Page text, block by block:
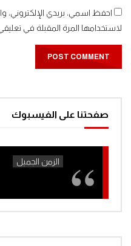
احفظ اسمي، بريدي الإلكتروني،
لاستخدامها المرة المقبلة في
صفحتنا على الفيسبوك